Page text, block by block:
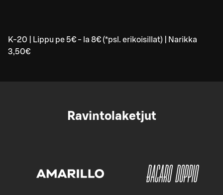
K-20 | Lippu pe 5€ - la 8€ (*psl. erikoisillat) | Narikka
3,50€
Ravintolaketjut